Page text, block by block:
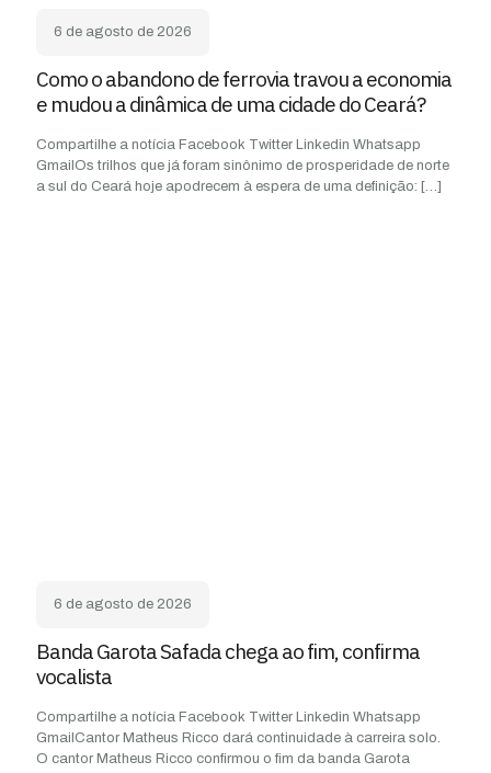
6 de agosto de 2026
Como o abandono de ferrovia travou a economia
e mudou a dinâmica de uma cidade do Ceará?
Compartilhe a notícia Facebook Twitter Linkedin Whatsapp
GmailOs trilhos que já foram sinônimo de prosperidade de norte
a sul do Ceará hoje apodrecem à espera de uma definição: […]
6 de agosto de 2026
Banda Garota Safada chega ao fim, confirma
vocalista
Compartilhe a notícia Facebook Twitter Linkedin Whatsapp
GmailCantor Matheus Ricco dará continuidade à carreira solo.
O cantor Matheus Ricco confirmou o fim da banda Garota